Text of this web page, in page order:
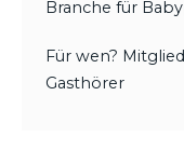
Branche für
Für wen?
Gasthörer